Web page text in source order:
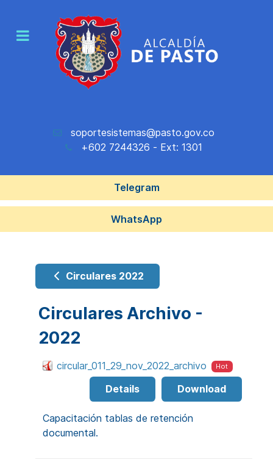
soportesistemas@pasto.gov.co
+602 7244326 - Ext: 1301
Telegram
WhatsApp
Circulares 2022
Circulares Archivo -
2022
circular_011_29_nov_2022_archivo Hot
Download
Details
Capacitación tablas de retención
documental.